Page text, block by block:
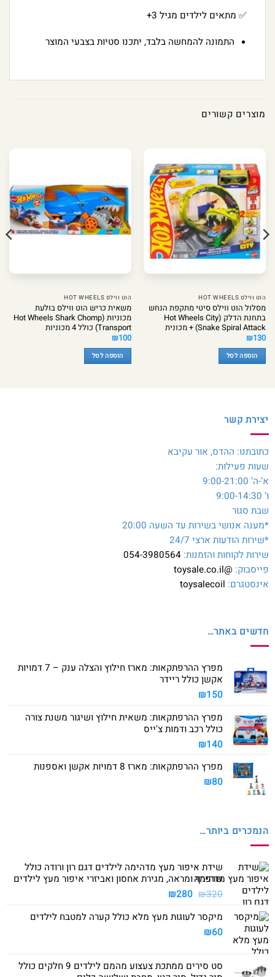
✅ מתאים לילדים מגיל 3+
התמונה להמחשה בלבד, יתכנו סטיות בצבעי המוצר
מוצרים קשורים
הוט ווילס HOT WHEELS
מסלול הוט ווילס סיטי מתקפת הנחש
בתחנת הדלק (Hot Wheels City
Snake Spiral Attack) + מכונית
₪130
הוספה לסל
הוט ווילס HOT WHEELS
משאית כריש הוט ווילס בולעת
מכוניות (Hot Wheels Shark Chomp
Transport) כולל 4 מכוניות
₪100
הוספה לסל
יצירת קשר
כתובתנו: ההדס, אור עקיבא
שעות פעילות:
א’-ה’ 9:00-21:00
ו’ 9:00-14:30
שבת סגור
*מענה אנושי בשירות עד השעה 20:00
*שירות הודעות ארצי 24/7
שירות לקוחות והזמנות: 054-3980564
פייסבוק: @toysale.co.il
אינסטגרם: toysalecoil
חדשים באתר…
מפרץ ההרפתקאות: מארז חילוץ והצלה ענק – 7 דמויות
אקשן כולל ריידר
₪150
מפרץ ההרפתקאות: משאית חילוץ ושיגור משנת צורה
כולל רכב ודמות צ'ייס
₪140
מפרץ ההרפתקאות: מארז 8 דמויות אקשן ואספנות
₪80
הנמכרים ביותר…
שידת איפור מעץ מדהימה לילדים דגם רון ורודה כולל
שרפרף ומראה, מגירת אחסון ואביזרי איפור מעץ לילדים
₪320
המחיר
היה:
₪280 המחיר
הוא:
מיקסר לעוגות מעץ מלא כולל קערה למטבח לילדים
₪60
סט סירים ממתכת צעצוע מהמם לילדים 9 חלקים כולל